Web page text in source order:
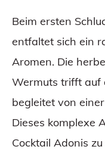
Beim ersten
entfaltet sich ein
Aromen. Die
Wermuts trifft auf
begleitet von
Dieses komplexe
Cocktail Adonis